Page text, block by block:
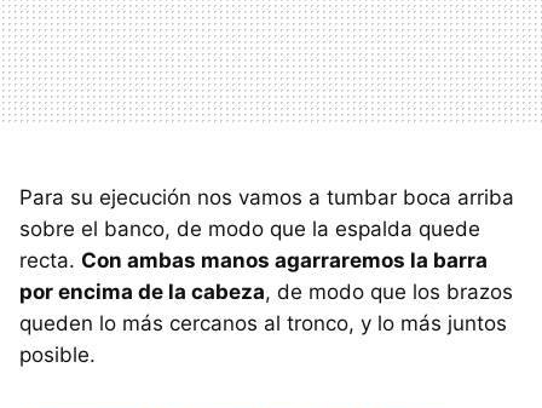
Para su ejecución nos vamos a tumbar boca arriba
sobre el banco, de modo que la espalda quede
recta. Con ambas manos agarraremos la barra
por encima de la cabeza, de modo que los brazos
queden lo más cercanos al tronco, y lo más juntos
posible.